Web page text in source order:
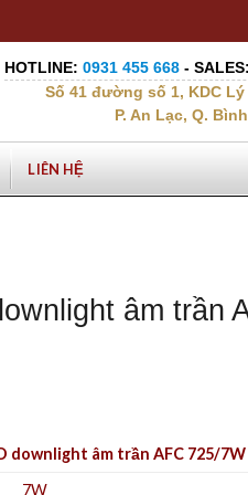
HOTLINE: 0931 455 668 - SALES:
Số 41 đường số 1, KDC
P. An Lạc, Q.
LIÊN HỆ
âm trần
downlight âm trần AFC 725/7W
7W